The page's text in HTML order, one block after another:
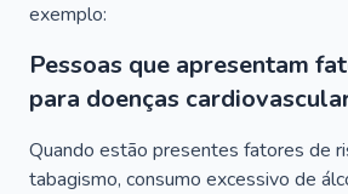
exemplo:
Pessoas que apresentam
para doenças
Quando estão presentes fatores de
tabagismo, consumo excessivo de